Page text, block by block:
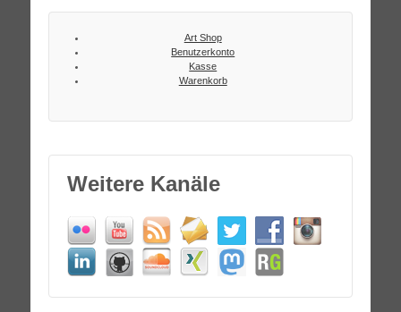
Art Shop
Benutzerkonto
Kasse
Warenkorb
Weitere Kanäle